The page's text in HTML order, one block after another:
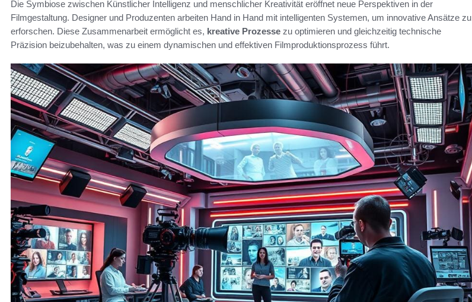
Die Symbiose zwischen Künstlicher Intelligenz und menschlicher Kreativität eröffnet neue Perspektiven in der
Filmgestaltung. Designer und Produzenten arbeiten Hand in Hand mit intelligenten Systemen, um innovative Ansätze zu
erforschen. Diese Zusammenarbeit ermöglicht es, kreative Prozesse zu optimieren und gleichzeitig technische
Präzision beizubehalten, was zu einem dynamischen und effektiven Filmproduktionsprozess führt.